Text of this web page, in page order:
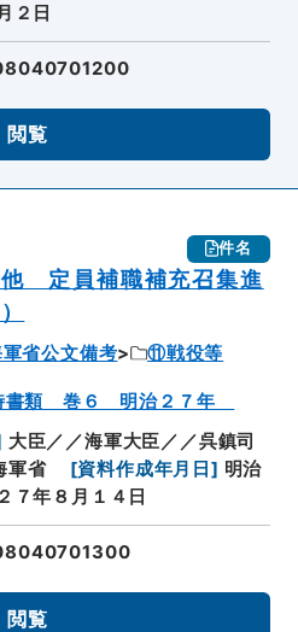
２日
閲覧
件名
定員補職補充召集進
省公文備考
⑪戦役等
書類 巻６ 明治２７年
大臣／／海軍大臣／／呉鎮司
軍省 [資料作成年月日 ] 明治
７年８月１４日
閲覧